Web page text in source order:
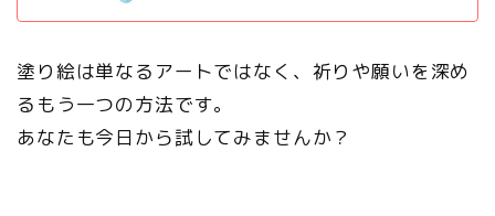
塗り絵は単なるアートではなく、祈りや願いを深め
るもう一つの方法です。
あなたも今日から試してみませんか？